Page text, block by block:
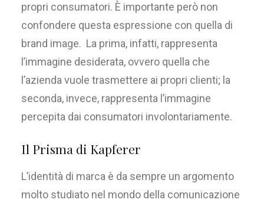
propri consumatori. È importante però non
confondere questa espressione con quella di
brand image. La prima, infatti, rappresenta
l’immagine desiderata, ovvero quella che
l’azienda vuole trasmettere ai propri clienti; la
seconda, invece, rappresenta l’immagine
percepita dai consumatori involontariamente.
Il Prisma di Kapferer
L’identità di marca è da sempre un argomento
molto studiato nel mondo della comunicazione